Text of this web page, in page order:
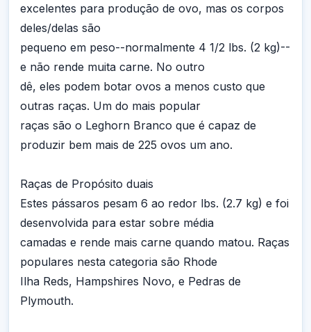
excelentes para produção de ovo, mas os corpos
deles/delas são
pequeno em peso--normalmente 4 1/2 lbs. (2 kg)--
e não rende muita carne. No outro
dê, eles podem botar ovos a menos custo que
outras raças. Um do mais popular
raças são o Leghorn Branco que é capaz de
produzir bem mais de 225 ovos um ano.
Raças de Propósito duais
Estes pássaros pesam 6 ao redor lbs. (2.7 kg) e foi
desenvolvida para estar sobre média
camadas e rende mais carne quando matou. Raças
populares nesta categoria são Rhode
Ilha Reds, Hampshires Novo, e Pedras de
Plymouth.